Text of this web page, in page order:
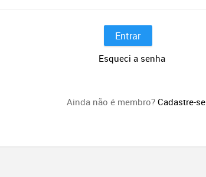
Entrar
Esqueci a senha
Ainda não é membro?Cadastre-se